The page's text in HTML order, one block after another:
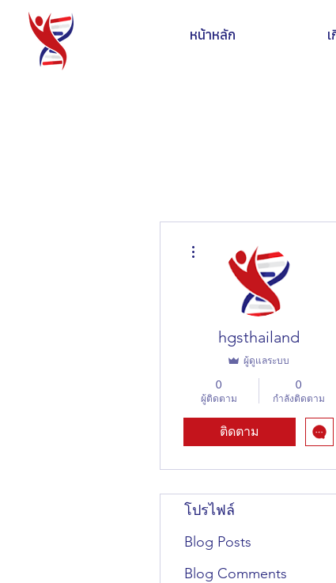
หน้าหลัก
hgsthailand
ผู้ดูแลระบบ
0
ผู้ติดตาม
0
กำลังติดตาม
ติดตาม
โปรไฟล์
Blog Posts
Blog Comments